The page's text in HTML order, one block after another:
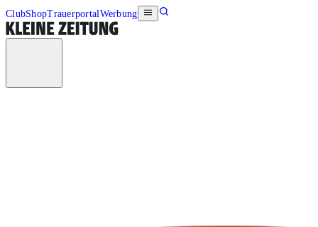
ClubShopTrauerportalWerbung